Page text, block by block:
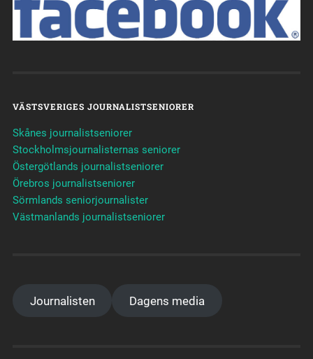
VÄSTSVERIGES JOURNALISTSENIORER
Skånes journalistseniorer
Stockholmsjournalisternas seniorer
Östergötlands journalistseniorer
Örebros journalistseniorer
Sörmlands seniorjournalister
Västmanlands journalistseniorer
Journalisten Dagens media